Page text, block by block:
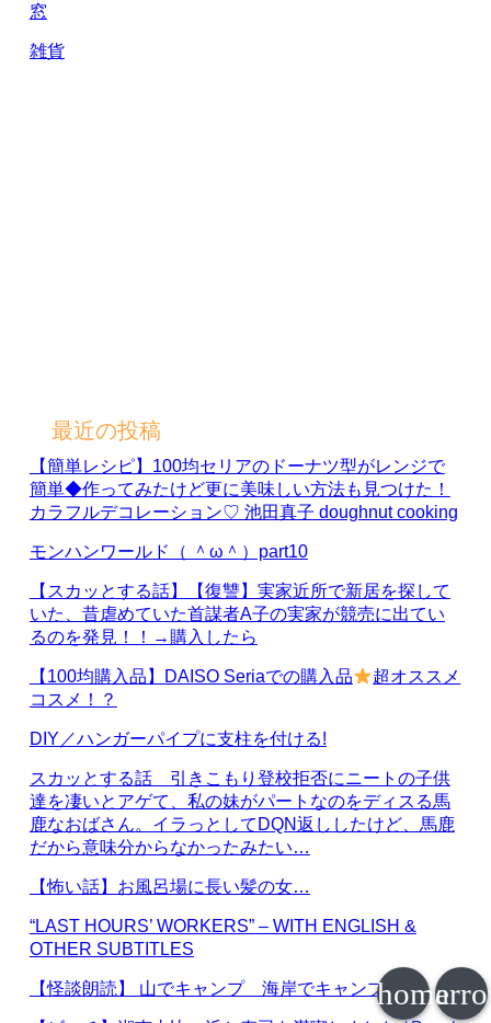
窓
雑貨
最近の投稿
【簡単レシピ】100均セリアのドーナツ型がレンジで
簡単◆作ってみたけど更に美味しい方法も見つけた！
カラフルデコレーション♡ 池田真子 doughnut cooking
モンハンワールド（ ＾ω＾）part10
【スカッとする話】【復讐】実家近所で新居を探して
いた、昔虐めていた首謀者A子の実家が競売に出てい
るのを発見！！→購入したら
【100均購入品】DAISO Seriaでの購入品
超オススメ
コスメ！？
DIY／ハンガーパイプに支柱を付ける!
スカッとする話 引きこもり登校拒否にニートの子供
達を凄いとアゲて、私の妹がパートなのをディスる馬
鹿なおばさん。イラっとしてDQN返ししたけど、馬鹿
だから意味分からなかったみたい…
【怖い話】お風呂場に長い髪の女…
“LAST HOURS’ WORKERS” – WITH ENGLISH &
OTHER SUBTITLES
【怪談朗読】 山でキャンプ 海岸でキャンプhome